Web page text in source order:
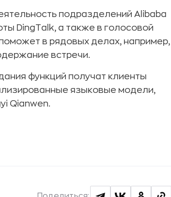
подразделений Alibaba
DingTalk, а также в голосовой
в рядовых делах, например,
встречи.
функций получат клиенты
языковые модели,
Qianwen.